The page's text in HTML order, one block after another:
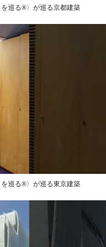
巡る®️〉が巡る京都建築
巡る®️〉が巡る東京建築